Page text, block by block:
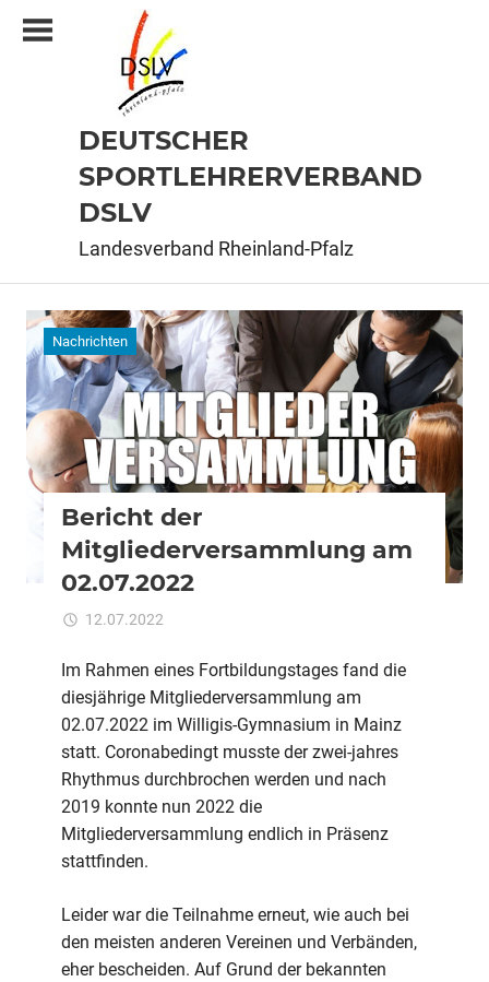
Inhalt
DEUTSCHER
SPORTLEHRERVERBAND
DSLV
Landesverband Rheinland-Pfalz
Nachrichten
Bericht der
Mitgliederversammlung am
02.07.2022
12.07.2022
der
am
Im Rahmen eines Fortbildungstages fand die
diesjährige Mitgliederversammlung am
02.07.2022 im Willigis-Gymnasium in Mainz
statt. Coronabedingt musste der zwei-jahres
Rhythmus durchbrochen werden und nach
2019 konnte nun 2022 die
Mitgliederversammlung endlich in Präsenz
stattfinden.
Leider war die Teilnahme erneut, wie auch bei
den meisten anderen Vereinen und Verbänden,
eher bescheiden. Auf Grund der bekannten